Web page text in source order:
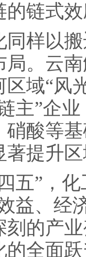
的链式
以搬
局。云
域“风
主”企
硝酸等
著提升
”，化
益、经
刻的产
的全面